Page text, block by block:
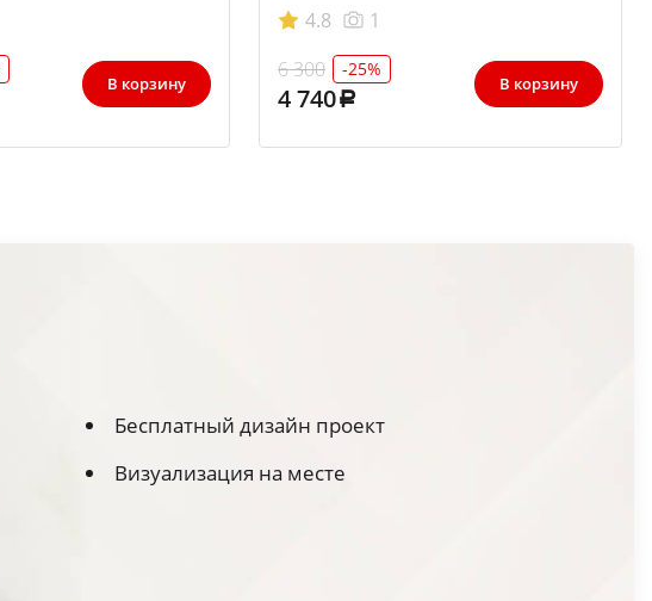
В корзину
4.8
1
6 300
-25%
4 740 В корзину
Бесплатный дизайн проект
Визуализация на месте